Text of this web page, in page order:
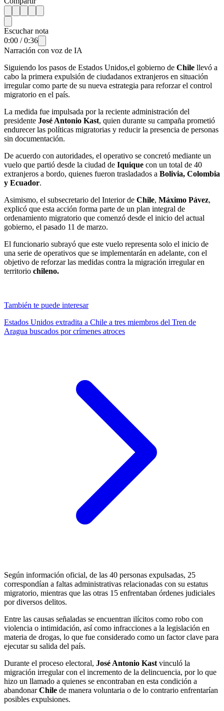
Escuchar nota
0:00 /0:36
Narración con voz de IA
Siguiendo los pasos de Estados Unidos,el gobierno de Chile llevó a
cabo la primera expulsión de ciudadanos extranjeros en situación
irregular como parte de su nueva estrategia para reforzar el control
migratorio en el país.
La medida fue impulsada por la reciente administración del
presidente José Antonio Kast, quien durante su campaña prometió
endurecer las políticas migratorias y reducir la presencia de personas
sin documentación.
De acuerdo con autoridades, el operativo se concretó mediante un
vuelo que partió desde la ciudad de Iquique con un total de 40
extranjeros a bordo, quienes fueron trasladados a Bolivia, Colombia
y Ecuador.
Asimismo, el subsecretario del Interior de Chile, Máximo Pávez,
explicó que esta acción forma parte de un plan integral de
ordenamiento migratorio que comenzó desde el inicio del actual
gobierno, el pasado 11 de marzo.
El funcionario subrayó que este vuelo representa solo el inicio de
una serie de operativos que se implementarán en adelante, con el
objetivo de reforzar las medidas contra la migración irregular en
territorio chileno.
También te puede interesar
Estados Unidos extradita a Chile a tres miembros del Tren de
Aragua buscados por crímenes atroces
Según información oficial, de las 40 personas expulsadas, 25
correspondían a faltas administrativas relacionadas con su estatus
migratorio, mientras que las otras 15 enfrentaban órdenes judiciales
por diversos delitos.
Entre las causas señaladas se encuentran ilícitos como robo con
violencia o intimidación, así como infracciones a la legislación en
materia de drogas, lo que fue considerado como un factor clave para
ejecutar su salida del país.
Durante el proceso electoral, José Antonio Kast vinculó la
migración irregular con el incremento de la delincuencia, por lo que
hizo un llamado a quienes se encontraban en esta condición a
abandonarChile de manera voluntaria o de lo contrario enfrentarían
posibles expulsiones.